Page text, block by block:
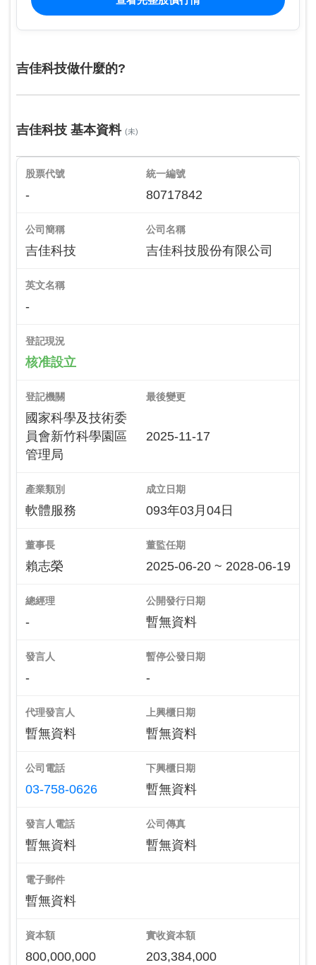
吉佳科技做什麼的?
吉佳科技 基本資料 (未)
股票代號
-
統一編號
80717842
公司簡稱
吉佳科技
公司名稱
吉佳科技股份有限公司
英文名稱
-
登記現況
核准設立
登記機關
國家科學及技術委
員會新竹科學園區
管理局
最後變更
2025-11-17
產業類別
軟體服務
成立日期
093年03月04日
董事長
賴志榮
董監任期
2025-06-20 ~ 2028-06-19
總經理
-
公開發行日期
暫無資料
發言人
-
暫停公發日期
-
代理發言人
暫無資料
上興櫃日期
暫無資料
公司電話
03-758-0626
下興櫃日期
暫無資料
發言人電話
暫無資料
公司傳真
暫無資料
電子郵件
暫無資料
資本額
800,000,000
實收資本額
203,384,000